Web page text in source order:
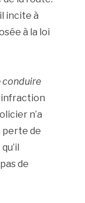
incite à
à la loi
conduire
infraction
n’a
perte de
de